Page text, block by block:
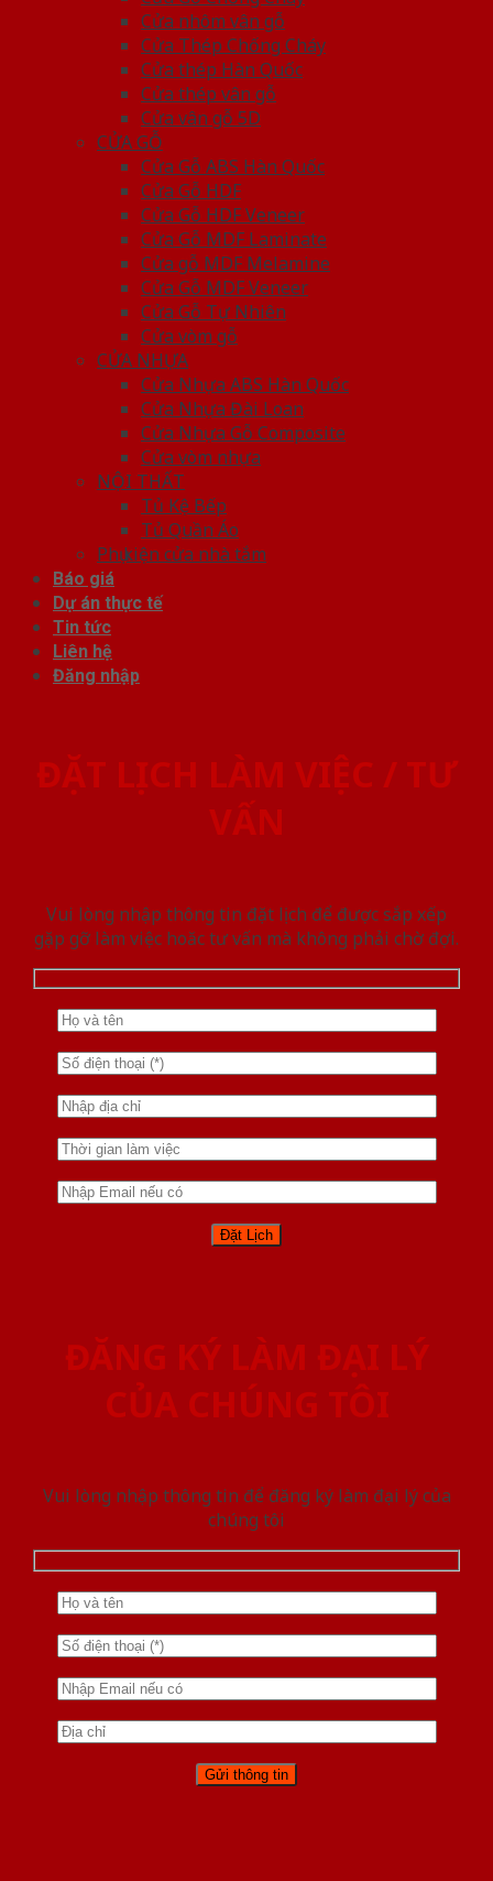
Cửa nhôm vân gỗ
Cửa Thép Chống Cháy
Cửa thép Hàn Quốc
Cửa thép vân gỗ
Cửa vân gỗ 5D
CỬA GỖ
Cửa Gỗ ABS Hàn Quốc
Cửa Gỗ HDF
Cửa Gỗ HDF Veneer
Cửa Gỗ MDF Laminate
Cửa gỗ MDF Melamine
Cửa Gỗ MDF Veneer
Cửa Gỗ Tự Nhiên
Cửa vòm gỗ
CỬA NHỰA
Cửa Nhựa ABS Hàn Quốc
Cửa Nhựa Đài Loan
Cửa Nhựa Gỗ Composite
Cửa vòm nhựa
NỘI THẤT
Tủ Kệ Bếp
Tủ Quần Áo
Phụ kiện cửa nhà tắm
Báo giá
Dự án thực tế
Tin tức
Liên hệ
Đăng nhập
ĐẶT LỊCH LÀM VIỆC / TƯ
VẤN
Vui lòng nhập thông tin đặt lịch để được sắp xếp
gặp gỡ làm việc hoăc tư vấn mà không phải chờ đợi.
ĐĂNG KÝ LÀM ĐẠI LÝ
CỦA CHÚNG TÔI
Vui lòng nhập thông tin để đăng ký làm đại lý của
chúng tôi